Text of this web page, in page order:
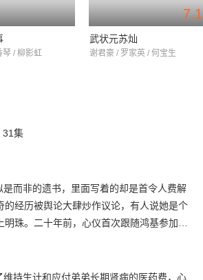
琴 / 柳影虹
7.1
武状元苏灿
谢君豪 / 罗家英 / 何宝生
31集
经历被舆论大肆炒作议论，有人说她是个
珠。二十年前，心仪首次跟随鸿基参加慈
中倾家荡产，章守仁拒绝施援手，更大力
有答应不再与心仪来往，远赴美国留学。